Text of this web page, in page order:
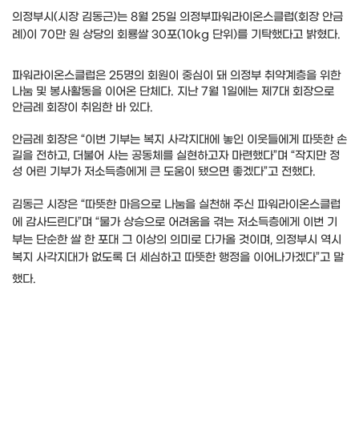
의정부시(시장 김동근)는 8월 25일 의정부파워라이온스클럽(회장 안금
례)이 70만 원 상당의 회룡쌀 30포(10kg 단위)를 기탁했다고 밝혔다.
파워라이온스클럽은 25명의 회원이 중심이 돼 의정부 취약계층을 위한
나눔 및 봉사활동을 이어온 단체다. 지난 7월 1일에는 제7대 회장으로
안금례 회장이 취임한 바 있다.
안금례 회장은 “이번 기부는 복지 사각지대에 놓인 이웃들에게 따뜻한 손
길을 전하고, 더불어 사는 공동체를 실현하고자 마련했다”며 “작지만 정
성 어린 기부가 저소득층에게 큰 도움이 됐으면 좋겠다”고 전했다.
김동근 시장은 “따뜻한 마음으로 나눔을 실천해 주신 파워라이온스클럽
에 감사드린다”며 “물가 상승으로 어려움을 겪는 저소득층에게 이번 기
부는 단순한 쌀 한 포대 그 이상의 의미로 다가올 것이며, 의정부시 역시
복지 사각지대가 없도록 더 세심하고 따뜻한 행정을 이어나가겠다”고 말
했다.